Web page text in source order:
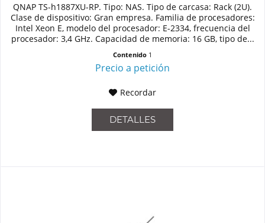
QNAP TS-h1887XU-RP. Tipo: NAS. Tipo de carcasa: Rack (2U).
Clase de dispositivo: Gran empresa. Familia de procesadores:
Intel Xeon E, modelo del procesador: E-2334, frecuencia del
procesador: 3,4 GHz. Capacidad de memoria: 16 GB, tipo de...
Contenido 1
Precio a petición
Recordar
DETALLES